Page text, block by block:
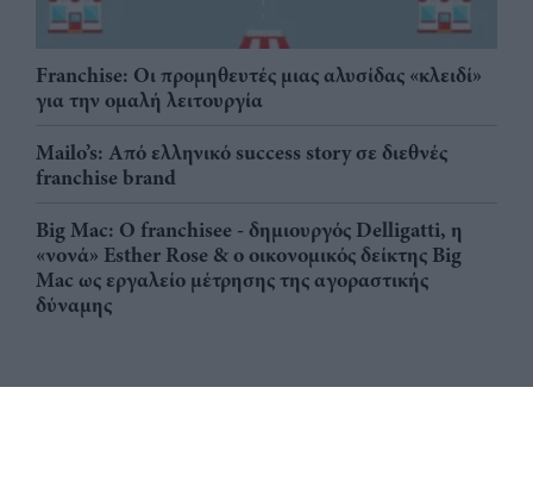
Franchise: Οι προμηθευτές μιας αλυσίδας «κλειδί»
για την ομαλή λειτουργία
Mailo’s: Από ελληνικό success story σε διεθνές
franchise brand
Big Mac: Ο franchisee - δημιουργός Delligatti, η
«νονά» Esther Rose & ο οικονομικός δείκτης Big
Mac ως εργαλείο μέτρησης της αγοραστικής
δύναμης